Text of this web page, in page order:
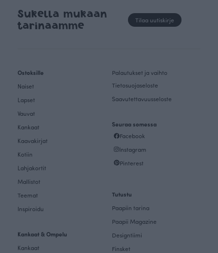
Sukella mukaan
tarinaamme
Tilaa uutiskirje
Ostoksille
Naiset
Lapset
Vauvat
Kankaat
Kaavakirjat
Kotiin
Lahjakortit
Mallistot
Teemat
Inspiroidu
Kankaat & Ompelu
Kankaat
Palautukset ja vaihto
Tietosuojaseloste
Saavutettavuusseloste
Seuraa somessa
Facebook
Instagram
Pinterest
Tutustu
Paapiin tarina
Paapii Magazine
Designtiimi
Finsket